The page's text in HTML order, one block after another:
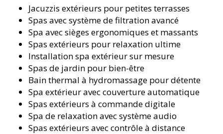
Jacuzzis extérieurs pour petites terrasses
Spas avec système de filtration avancé
Spa avec sièges ergonomiques et massants
Spas extérieurs pour relaxation ultime
Installation spa extérieur sur mesure
Spas de jardin pour bien-être
Bain thermal à hydromassage pour détente
Spa extérieur avec couverture automatique
Spas extérieurs à commande digitale
Spa de relaxation avec système audio
Spas extérieurs avec contrôle à distance